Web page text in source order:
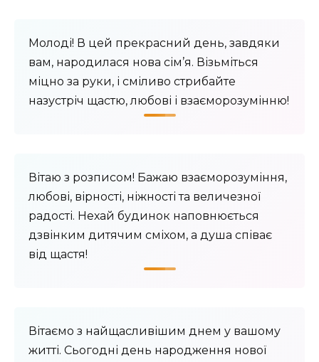
Молоді! В цей прекрасний день, завдяки
вам, народилася нова сім’я. Візьміться
міцно за руки, і сміливо стрибайте
назустріч щастю, любові і взаєморозумінню!
Вітаю з розписом! Бажаю взаєморозуміння,
любові, вірності, ніжності та величезної
радості. Нехай будинок наповнюється
дзвінким дитячим сміхом, а душа співає
від щастя!
Вітаємо з найщасливішим днем ​​у вашому
житті. Сьогодні день народження нової